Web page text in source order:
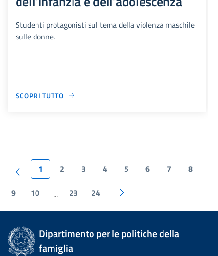
Studenti protagonisti sul tema della violenza maschile
sulle donne.
SCOPRI TUTTO
1 2 3 4 5 6 7 8
9 10 ... 23 24
Dipartimento per le politiche della
famiglia